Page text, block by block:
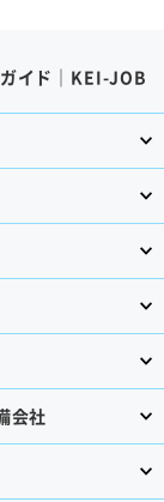
イド｜KEI-JOB
会社